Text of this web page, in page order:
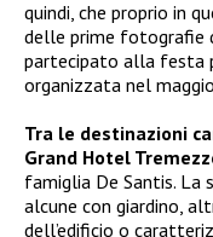
quindi, che proprio in
delle prime fotografie
partecipato alla festa
organizzata nel
Tra le destinazioni
Grand Hotel
famiglia De Santis.
alcune con giardino,
dell’edificio o